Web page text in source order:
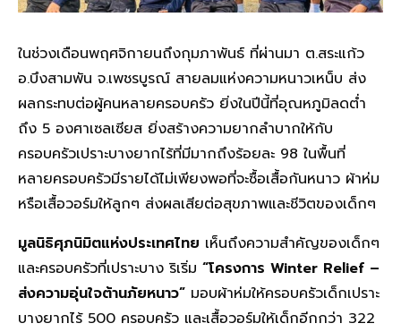
ในช่วงเดือนพฤศจิกายนถึงกุมภาพันธ์ ที่ผ่านมา ต.สระแก้ว
อ.บึงสามพัน จ.เพชรบูรณ์ สายลมแห่งความหนาวเหน็บ ส่ง
ผลกระทบต่อผู้คนหลายครอบครัว ยิ่งในปีนี้ที่อุณหภูมิลดต่ำ
ถึง 5 องศาเซลเซียส ยิ่งสร้างความยากลำบากให้กับ
ครอบครัวเปราะบางยากไร้ที่มีมากถึงร้อยละ 98 ในพื้นที่
หลายครอบครัวมีรายได้ไม่เพียงพอที่จะซื้อเสื้อกันหนาว ผ้าห่ม
หรือเสื้อวอร์มให้ลูกๆ ส่งผลเสียต่อสุขภาพและชีวิตของเด็กๆ
มูลนิธิศุภนิมิตแห่งประเทศไทย เห็นถึงความสำคัญของเด็กๆ
และครอบครัวที่เปราะบาง ริเริ่ม “โครงการ Winter Relief –
ส่งความอุ่นใจต้านภัยหนาว” มอบผ้าห่มให้ครอบครัวเด็กเปราะ
บางยากไร้ 500 ครอบครัว และเสื้อวอร์มให้เด็กอีกกว่า 322